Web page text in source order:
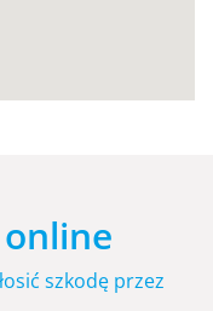
online
szkodę przez